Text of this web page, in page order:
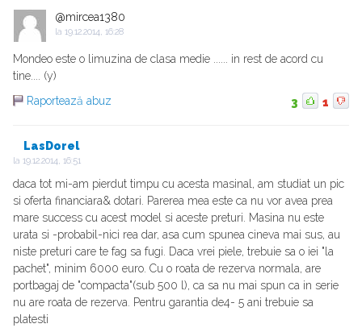
@mircea1380
la 19.12.2014, 16:28
Mondeo este o limuzina de clasa medie ...... in rest de acord cu
tine.... (y)
Raportează abuz
3 1
LasDorel
la 19.12.2014, 16:51
daca tot mi-am pierdut timpu cu acesta masinal, am studiat un pic
si oferta financiara& dotari. Parerea mea este ca nu vor avea prea
mare success cu acest model si aceste preturi. Masina nu este
urata si -probabil-nici rea dar, asa cum spunea cineva mai sus, au
niste preturi care te fag sa fugi. Daca vrei piele, trebuie sa o iei "la
pachet", minim 6000 euro. Cu o roata de rezerva normala, are
portbagaj de "compacta"(sub 500 l), ca sa nu mai spun ca in serie
nu are roata de rezerva. Pentru garantia de4- 5 ani trebuie sa
platesti